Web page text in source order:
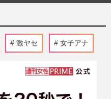
激ヤセ 女子アナ